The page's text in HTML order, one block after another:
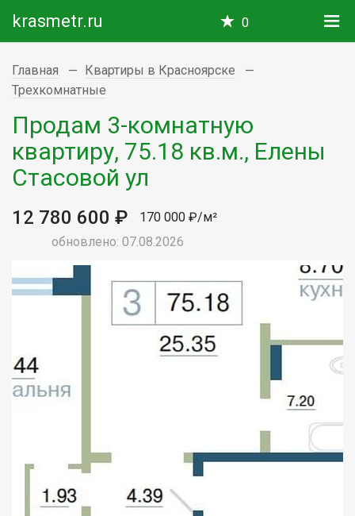
krasmetr.ru 0
Главная
Квартиры в Красноярске
Трехкомнатные
Продам 3-комнатную
квартиру, 75.18 кв.м., Елены
Стасовой ул
12 780 600 ₽
170 000 ₽/м²
обновлено: 07.08.2026